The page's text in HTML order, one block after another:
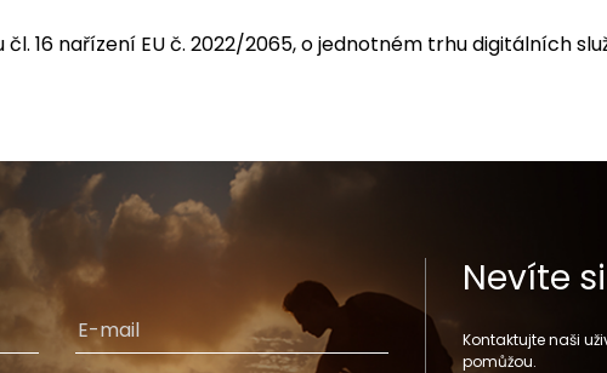
16 nařízení EU č. 2022/2065, o jednotném trhu digitálních
Nevíte si
Kontaktujte naši
pomůžou.